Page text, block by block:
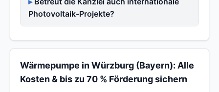
Photovoltaik-Projekte?
Wärmepumpe in Würzburg (Bayern): Alle
Kosten & bis zu 70 % Förderung sichern